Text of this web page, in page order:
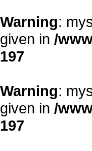
Warning:
given in /
197
Warning:
given in /
197